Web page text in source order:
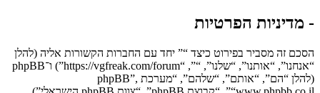
- מדיניות הפרטיות
הסכם זה מסביר בפירוט כיצד “” יחד עם החברות הקשורות אליה (להלן
“אנחנו”, “אותנו”, “שלנו”, “”, “https://vgfreak.com/forum”) ו־phpBB
(להלן “הם”, “אותם”, “שלהם”, “מערכת phpBB”,